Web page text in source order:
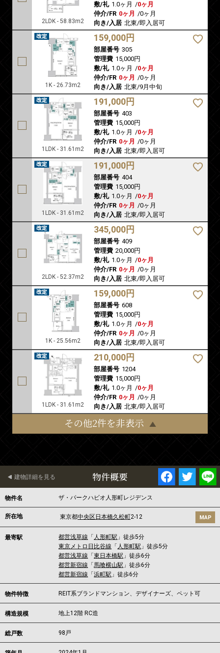
2LDK - 58.83m2
敷/礼 1.0ヶ月 /0ヶ月
仲介/FR 0ヶ月 /0ヶ月
向き/入居 北東/即入居可
1K - 26.73m2
159,000円
部屋番号 305
管理費 15,000円
敷/礼 1.0ヶ月 /0ヶ月
仲介/FR 0ヶ月 /0ヶ月
向き/入居 北東/9月中旬
1LDK - 31.61m2
191,000円
部屋番号 403
管理費 15,000円
敷/礼 1.0ヶ月 /0ヶ月
仲介/FR 0ヶ月 /0ヶ月
向き/入居 北東/即入居可
1LDK - 31.61m2
191,000円
部屋番号 404
管理費 15,000円
敷/礼 1.0ヶ月 /0ヶ月
仲介/FR 0ヶ月 /0ヶ月
向き/入居 北東/即入居可
2LDK - 52.37m2
345,000円
部屋番号 409
管理費 20,000円
敷/礼 1.0ヶ月 /0ヶ月
仲介/FR 0ヶ月 /0ヶ月
向き/入居 北東/即入居可
1K - 25.56m2
159,000円
部屋番号 608
管理費 15,000円
敷/礼 1.0ヶ月 /0ヶ月
仲介/FR 0ヶ月 /0ヶ月
向き/入居 北東/即入居可
1LDK - 31.61m2
210,000円
部屋番号 1204
管理費 15,000円
敷/礼 1.0ヶ月 /0ヶ月
仲介/FR 0ヶ月 /0ヶ月
向き/入居 北東/即入居可
その他2件を非表示
物件概要
建物詳細を見る
物件名 ザ・パークハビオ人形町レジデンス
所在地 東京都中央区 日本橋久松町2-12 MAP
最寄駅 都営浅草線 「 人形町駅 」徒歩5分
東京メトロ日比谷線 「 人形町駅 」徒歩5分
都営浅草線 「東日本橋駅 」徒歩6分
都営新宿線 「馬喰横山駅 」徒歩6分
都営新宿線 「浜町駅 」徒歩6分
物件特徴 REIT系ブランドマンション、デザイナーズ、ペット可
構造規模 地上12階 RC造
総戸数 98戸